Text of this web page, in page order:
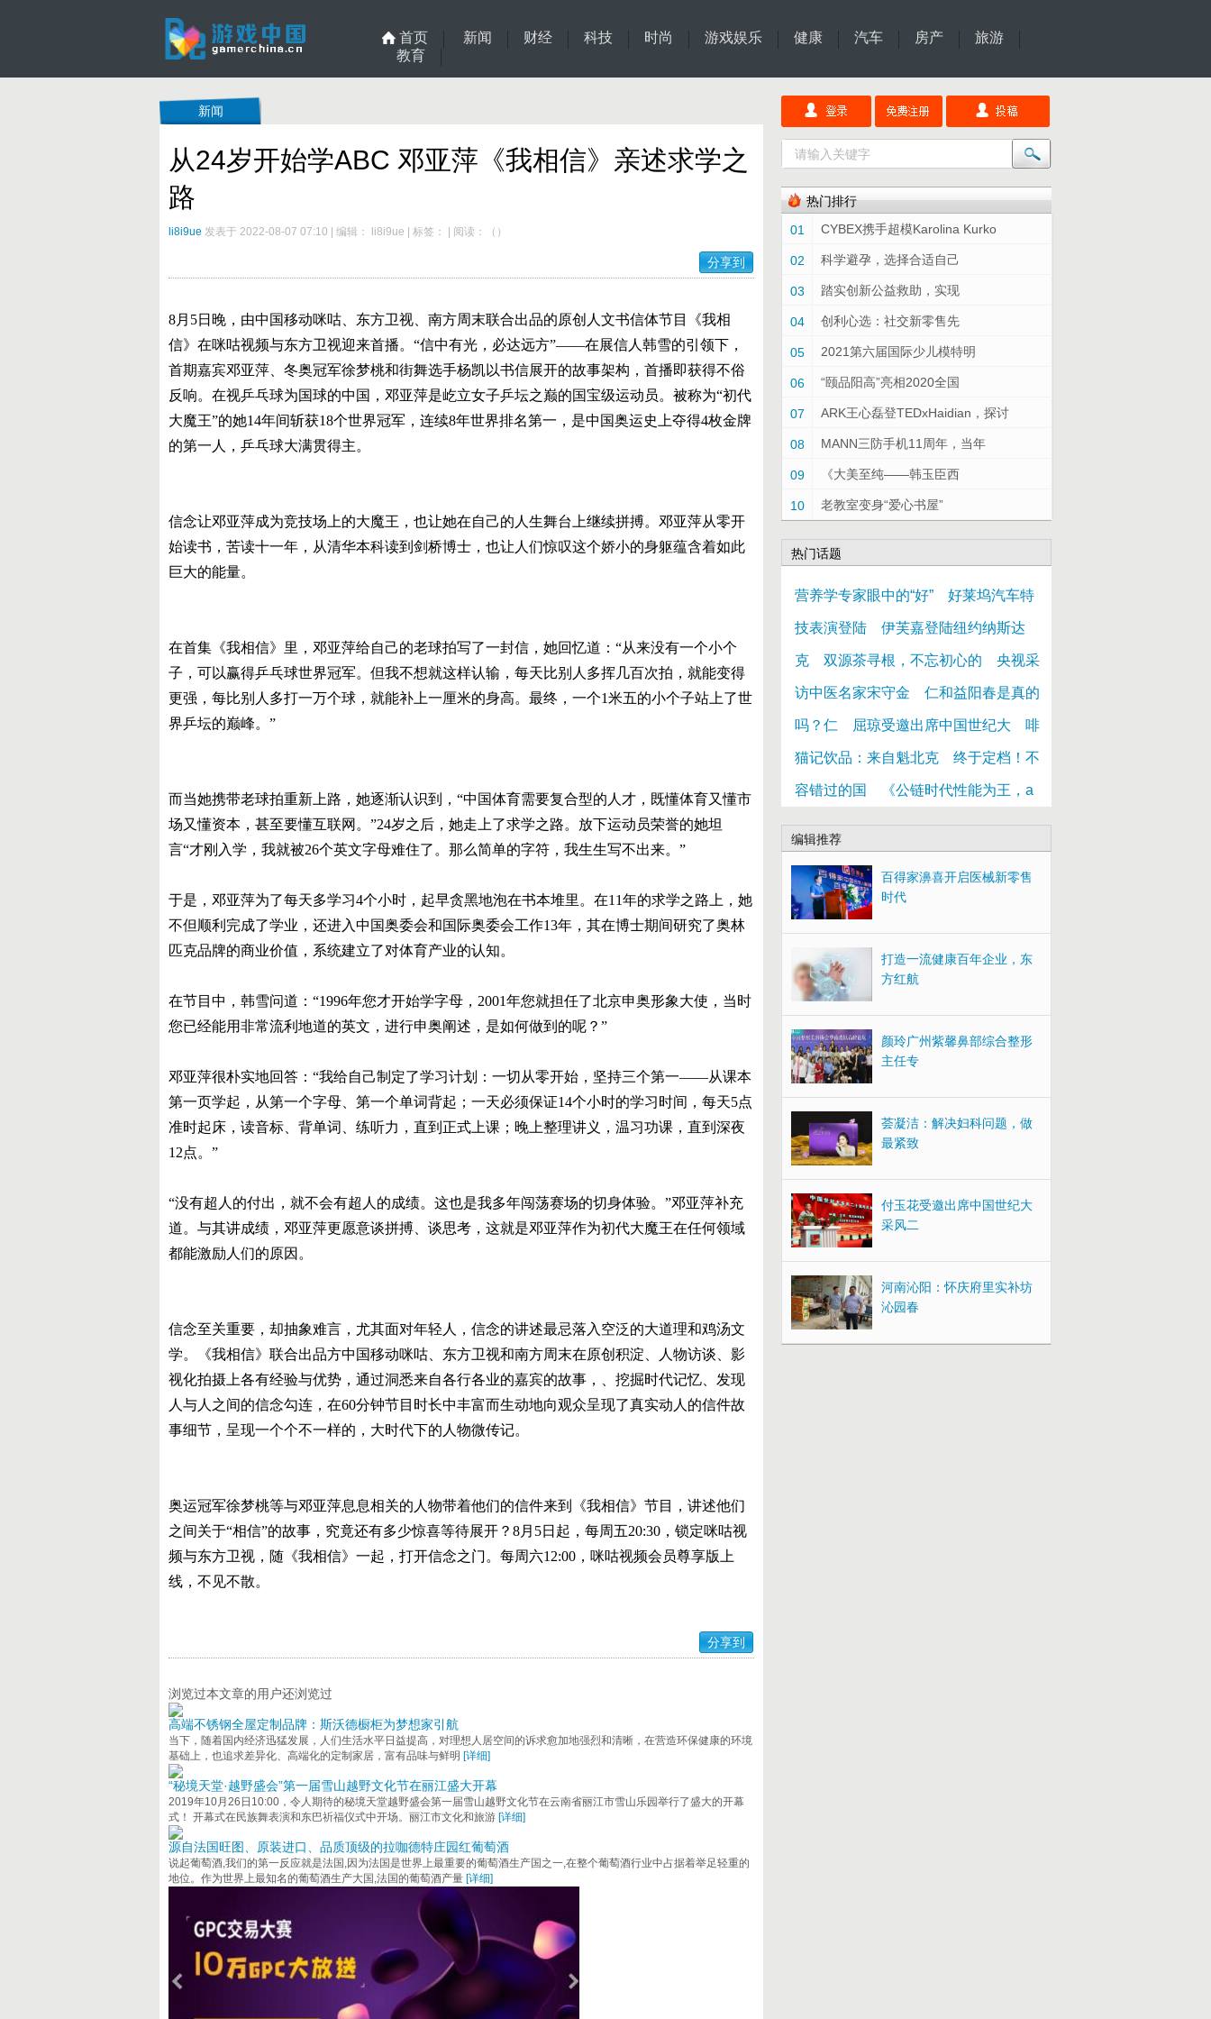
首页 新闻 财经 科技 时尚 游戏娱乐 健康 汽车 房产
旅游
教育
新闻
从24岁开始学ABC 邓亚萍《我相信》亲述求学之
路
li8i9ue 发表于 2022-08-07 07:10 编辑： li8i9ue 标签： 阅读： （ ）
分享到
8月5日晚，由中国移动咪咕、东方卫视、南方周末联合出品的原创人文书信体节目《我相
信》在咪咕视频与东方卫视迎来首播。“信中有光，必达远方”——在展信人韩雪的引领下，
首期嘉宾邓亚萍、冬奥冠军徐梦桃和街舞选手杨凯以书信展开的故事架构，首播即获得不俗
反响。在视乒乓球为国球的中国，邓亚萍是屹立女子乒坛之巅的国宝级运动员。被称为“初代
大魔王”的她14年间斩获18个世界冠军，连续8年世界排名第一，是中国奥运史上夺得4枚金牌
的第一人，乒乓球大满贯得主。
信念让邓亚萍成为竞技场上的大魔王，也让她在自己的人生舞台上继续拼搏。邓亚萍从零开
始读书，苦读十一年，从清华本科读到剑桥博士，也让人们惊叹这个娇小的身躯蕴含着如此
巨大的能量。
在首集《我相信》里，邓亚萍给自己的老球拍写了一封信，她回忆道：“从来没有一个小个
子，可以赢得乒乓球世界冠军。但我不想就这样认输，每天比别人多挥几百次拍，就能变得
更强，每比别人多打一万个球，就能补上一厘米的身高。最终，一个1米五的小个子站上了世
界乒坛的巅峰。”
而当她携带老球拍重新上路，她逐渐认识到，“中国体育需要复合型的人才，既懂体育又懂市
场又懂资本，甚至要懂互联网。”24岁之后，她走上了求学之路。放下运动员荣誉的她坦
言“才刚入学，我就被26个英文字母难住了。那么简单的字符，我生生写不出来。”
于是，邓亚萍为了每天多学习4个小时，起早贪黑地泡在书本堆里。在11年的求学之路上，她
不但顺利完成了学业，还进入中国奥委会和国际奥委会工作13年，其在博士期间研究了奥林
匹克品牌的商业价值，系统建立了对体育产业的认知。
在节目中，韩雪问道：“1996年您才开始学字母，2001年您就担任了北京申奥形象大使，当时
您已经能用非常流利地道的英文，进行申奥阐述，是如何做到的呢？”
邓亚萍很朴实地回答：“我给自己制定了学习计划：一切从零开始，坚持三个第一——从课本
第一页学起，从第一个字母、第一个单词背起；一天必须保证14个小时的学习时间，每天5点
准时起床，读音标、背单词、练听力，直到正式上课；晚上整理讲义，温习功课，直到深夜
12点。”
“没有超人的付出，就不会有超人的成绩。这也是我多年闯荡赛场的切身体验。”邓亚萍补充
道。与其讲成绩，邓亚萍更愿意谈拼搏、谈思考，这就是邓亚萍作为初代大魔王在任何领域
都能激励人们的原因。
信念至关重要，却抽象难言，尤其面对年轻人，信念的讲述最忌落入空泛的大道理和鸡汤文
学。《我相信》联合出品方中国移动咪咕、东方卫视和南方周末在原创积淀、人物访谈、影
视化拍摄上各有经验与优势，通过洞悉来自各行各业的嘉宾的故事，、挖掘时代记忆、发现
人与人之间的信念勾连，在60分钟节目时长中丰富而生动地向观众呈现了真实动人的信件故
事细节，呈现一个个不一样的，大时代下的人物微传记。
奥运冠军徐梦桃等与邓亚萍息息相关的人物带着他们的信件来到《我相信》节目，讲述他们
之间关于“相信”的故事，究竟还有多少惊喜等待展开？8月5日起，每周五20:30，锁定咪咕视
频与东方卫视，随《我相信》一起，打开信念之门。每周六12:00，咪咕视频会员尊享版上
线，不见不散。
分享到
浏览过本文章的用户还浏览过
高端不锈钢全屋定制品牌：斯沃德橱柜为梦想家引航
当下，随着国内经济迅猛发展，人们生活水平日益提高，对理想人居空间的诉求愈加地强烈和清晰，在营造环保健康的环境
基础上，也追求差异化、高端化的定制家居，富有品味与鲜明 [详细]
“秘境天堂·越野盛会”第一届雪山越野文化节在丽江盛大开幕
2019年10月26日10:00，令人期待的秘境天堂越野盛会第一届雪山越野文化节在云南省丽江市雪山乐园举行了盛大的开幕
式！ 开幕式在民族舞表演和东巴祈福仪式中开场。丽江市文化和旅游 [详细]
源自法国旺图、原装进口、品质顶级的拉咖德特庄园红葡萄酒
说起葡萄酒,我们的第一反应就是法国,因为法国是世界上最重要的葡萄酒生产国之一,在整个葡萄酒行业中占据着举足轻重的
地位。作为世界上最知名的葡萄酒生产大国,法国的葡萄酒产量 [详细]
热门排行
01
CYBEX携手超模Karolina Kurko
02 科学避孕，选择合适自己
03 踏实创新公益救助，实现
04 创利心选：社交新零售先
05 2021第六届国际少儿模特明
06 “颐品阳高”亮相2020全国
07 ARK王心磊登TEDxHaidian，探讨
08 MANN三防手机11周年，当年
09 《大美至纯——韩玉臣西
10 老教室变身“爱心书屋”
热门话题
营养学专家眼中的“好” 好莱坞汽车特
技表演登陆 伊芙嘉登陆纽约纳斯达
克 双源茶寻根，不忘初心的 央视采
访中医名家宋守金 仁和益阳春是真的
吗？仁 屈琼受邀出席中国世纪大 啡
猫记饮品：来自魁北克 终于定档！不
容错过的国 《公链时代性能为王，a
编辑推荐
百得家濞喜开启医械新零售
时代
打造一流健康百年企业，东
方红航
颜玲广州紫馨鼻部综合整形
主任专
荟凝洁：解决妇科问题，做
最紧致
付玉花受邀出席中国世纪大
采风二
河南沁阳：怀庆府里实补坊
沁园春